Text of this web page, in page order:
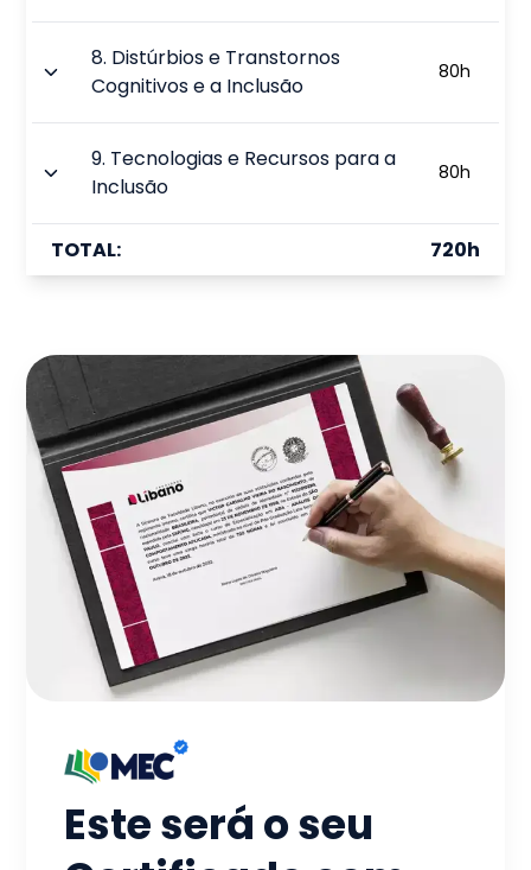
8. Distúrbios e Transtornos
Cognitivos e a Inclusão
80h
9. Tecnologias e Recursos para a
Inclusão
80h
TOTAL: 720h
Este será o seu